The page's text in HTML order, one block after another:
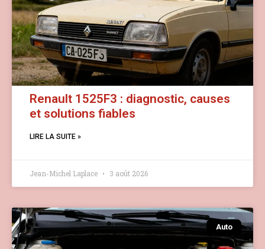
Renault 1525F3 : diagnostic, causes
et solutions fiables
LIRE LA SUITE »
Jean-Michel Laplace 3 août 2026
Auto